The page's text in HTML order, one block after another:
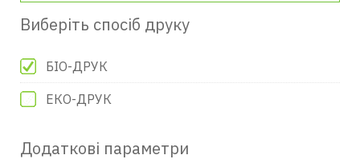
Виберіть спосіб друку
БІО-ДРУК
ЕКО-ДРУК
Додаткові параметри